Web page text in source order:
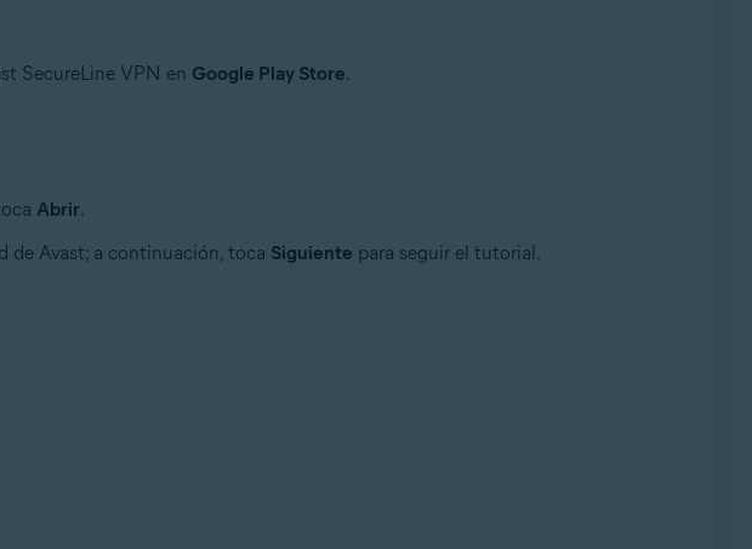
SecureLine VPN en Google Play Store.
Abrir.
de Avast; a continuación, toca Siguiente para seguir el tutorial.